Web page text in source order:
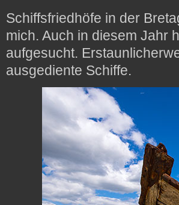
Schiffsfriedhöfe in der
mich. Auch in diesem Jahr
aufgesucht.
ausgediente Schiffe.